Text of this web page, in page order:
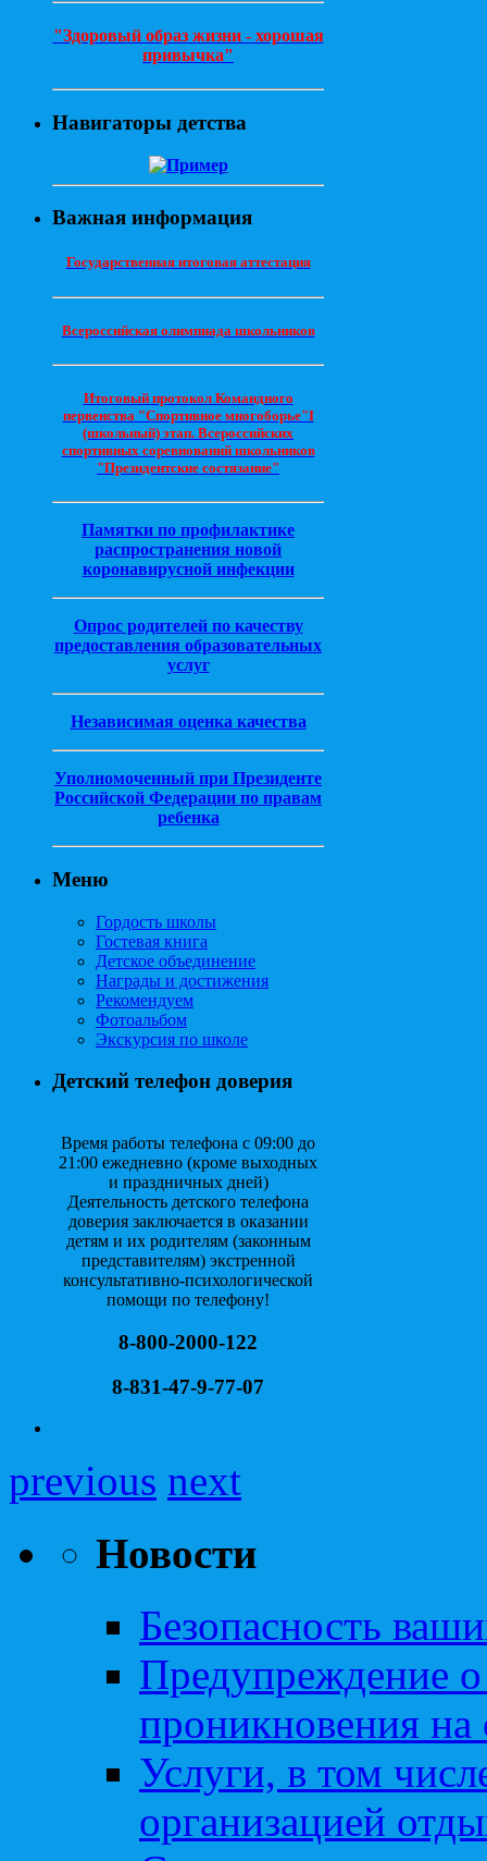
"Здоровый образ жизни - хорошая
привычка"
Навигаторы детства
Важная информация
Государственная итоговая аттестация
Всероссийская олимпиада школьников
Итоговый протокол Командного
первенства "Спортивное многоборье"I
(школьный) этап. Всероссийских
спортивных соревнований школьников
"Президентские состязание"
Памятки по профилактике
распространения новой
коронавирусной инфекции
Опрос родителей по качеству
предоставления образовательных
услуг
Независимая оценка качества
Уполномоченный при Президенте
Российской Федерации по правам
ребенка
Меню
Гордость школы
Гостевая книга
Детское объединение
Награды и достижения
Рекомендуем
Фотоальбом
Экскурсия по школе
Детский телефон доверия
Время работы телефона с 09:00 до
21:00 ежедневно (кроме выходных
и праздничных дней)
Деятельность детского телефона
доверия заключается в оказании
детям и их родителям (законным
представителям) экстренной
консультативно-психологической
помощи по телефону!
8-800-2000-122
8-831-47-9-77-07
previous next
Новости
Безопасность
Предупреждение о
проникновения на
Услуги, в том
организацией